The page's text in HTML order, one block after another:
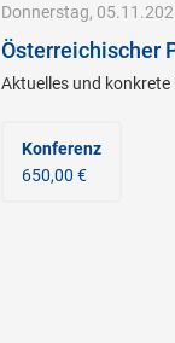
Donnerstag,
Österreichischer
Aktuelles und
Konferenz
650,00 €